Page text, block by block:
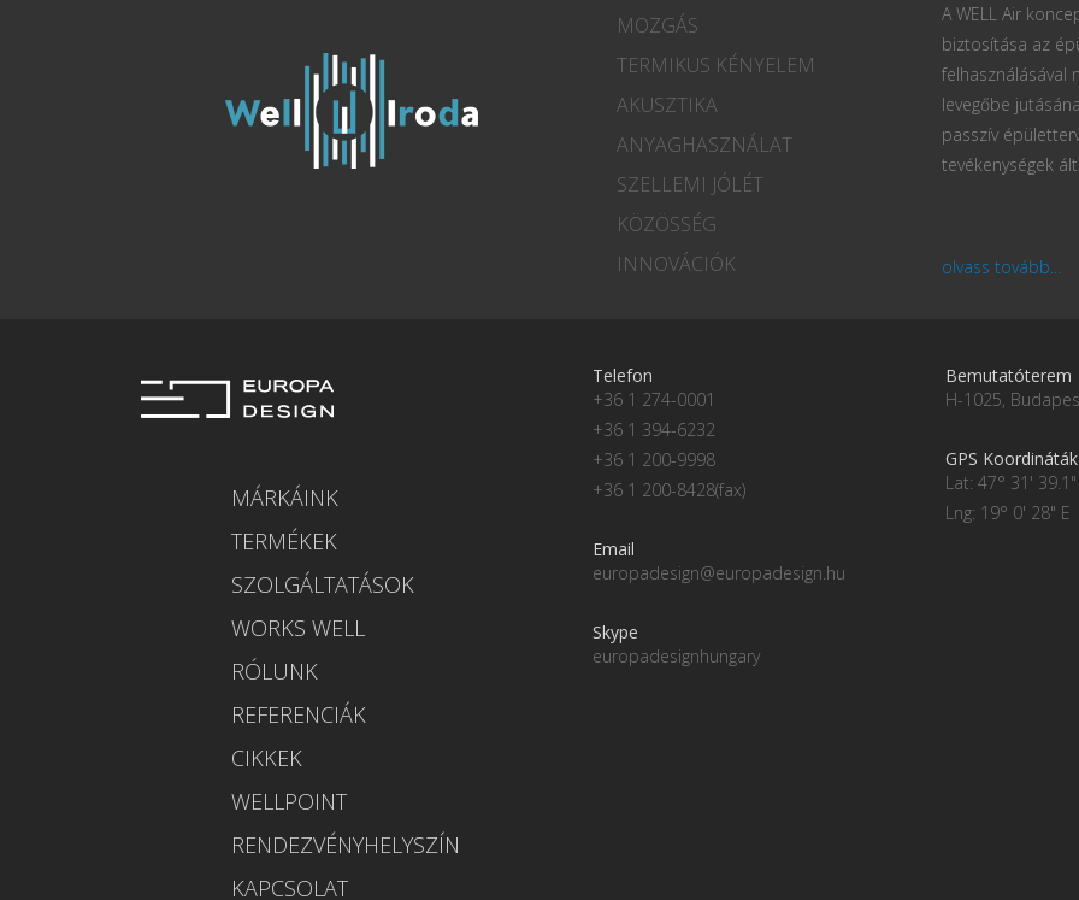
MOZGÁS
TERMIKUS KÉNYELEM
AKUSZTIKA
ANYAGHASZNÁLAT
SZELLEMI JÓLÉT
KÖZÖSSÉG
INNOVÁCIÓK
A WELL Air
biztosítása az
felhasználásával
levegőbe
passzív
tevékenységek
olvass tovább...
MÁRKÁINK
TERMÉKEK
SZOLGÁLTATÁSOK
WORKS WELL
RÓLUNK
REFERENCIÁK
CIKKEK
WELLPOINT
RENDEZVÉNYHELYSZÍN
KAPCSOLAT
Telefon
+36 1 274-0001
+36 1 394-6232
+36 1 200-9998
+36 1 200-8428(fax)
Email
europadesign@europadesign.hu
Skype
europadesignhungary
Bemutatóterem
H-1025,
GPS Koordináták
Lat: 47° 31'
Lng: 19° 0' 28" E